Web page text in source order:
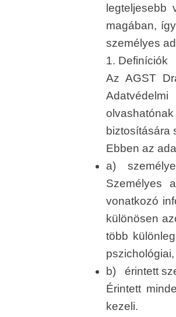
legteljesebb
magában,
személyes
1. Definíciók
Az AGST
Adatvédelmi
biztosítására
Ebben az
a)
Személyes
vonatkozó
különösen
több
b) érintett
Érintett
kezeli.